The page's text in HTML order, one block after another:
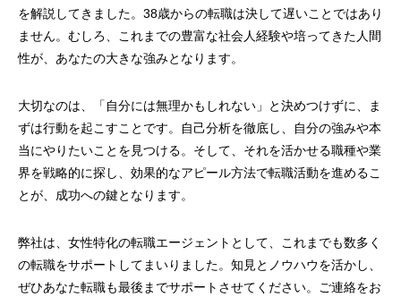
を解説してきました。38歳からの転職は決して遅いことではあり
ません。むしろ、これまでの豊富な社会人経験や培ってきた人間
性が、あなたの大きな強みとなります。
大切なのは、「自分には無理かもしれない」と決めつけずに、ま
ずは行動を起こすことです。自己分析を徹底し、自分の強みや本
当にやりたいことを見つける。そして、それを活かせる職種や業
界を戦略的に探し、効果的なアピール方法で転職活動を進めるこ
とが、成功への鍵となります。
弊社は、女性特化の転職エージェントとして、これまでも数多く
の転職をサポートしてまいりました。知見とノウハウを活かし、
ぜひあなた転職も最後までサポートさせてください。ご連絡をお